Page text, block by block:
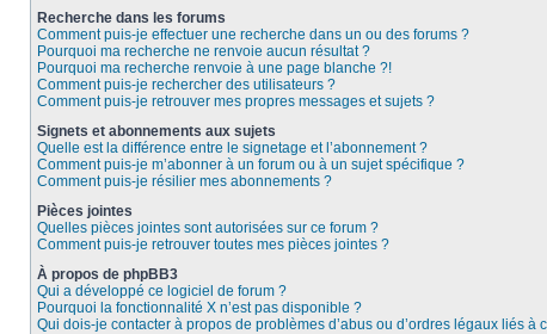
Recherche dans les forums
Comment puis-je effectuer une recherche dans un ou des forums ?
Pourquoi ma recherche ne renvoie aucun résultat ?
Pourquoi ma recherche renvoie à une page blanche ?!
Comment puis-je rechercher des utilisateurs ?
Comment puis-je retrouver mes propres messages et sujets ?
Signets et abonnements aux sujets
Quelle est la différence entre le signetage et l’abonnement ?
Comment puis-je m’abonner à un forum ou à un sujet spécifique ?
Comment puis-je résilier mes abonnements ?
Pièces jointes
Quelles pièces jointes sont autorisées sur ce forum ?
Comment puis-je retrouver toutes mes pièces jointes ?
À propos de phpBB3
Qui a développé ce logiciel de forum ?
Pourquoi la fonctionnalité X n’est pas disponible ?
Qui dois-je contacter à propos de problèmes d’abus ou d’ordres légaux liés à